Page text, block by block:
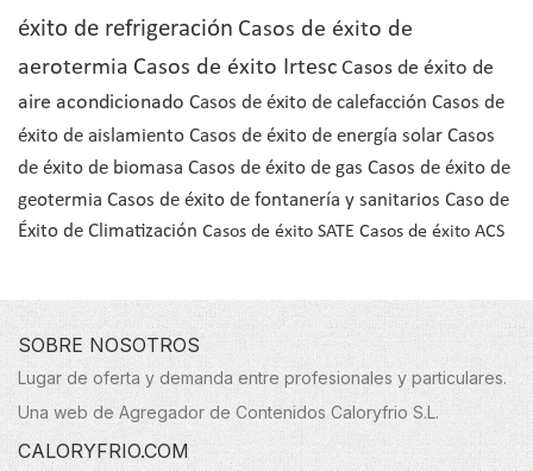
éxito de refrigeración Casos de éxito de
aerotermia Casos de éxito Irtesc Casos de éxito de
aire acondicionado Casos de éxito de calefacción Casos de
éxito de aislamiento Casos de éxito de energía solar Casos
de éxito de biomasa Casos de éxito de gas Casos de éxito de
geotermia Casos de éxito de fontanería y sanitarios Caso de
Éxito de Climatización Casos de éxito SATE Casos de éxito ACS
SOBRE NOSOTROS
Lugar de oferta y demanda entre profesionales y particulares.
Una web de Agregador de Contenidos Caloryfrio S.L.
CALORYFRIO.COM